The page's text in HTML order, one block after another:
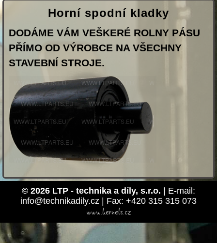
Horní spodní kladky
DODÁME VÁM VEŠKERÉ ROLNY PÁSU
PŘÍMO OD VÝROBCE NA VŠECHNY
STAVEBNÍ STROJE.
© 2026 LTP - technika a díly, s.r.o. | E-mail:
info@technikadily.cz | Fax: +420 315 315 073
www.kernels.cz